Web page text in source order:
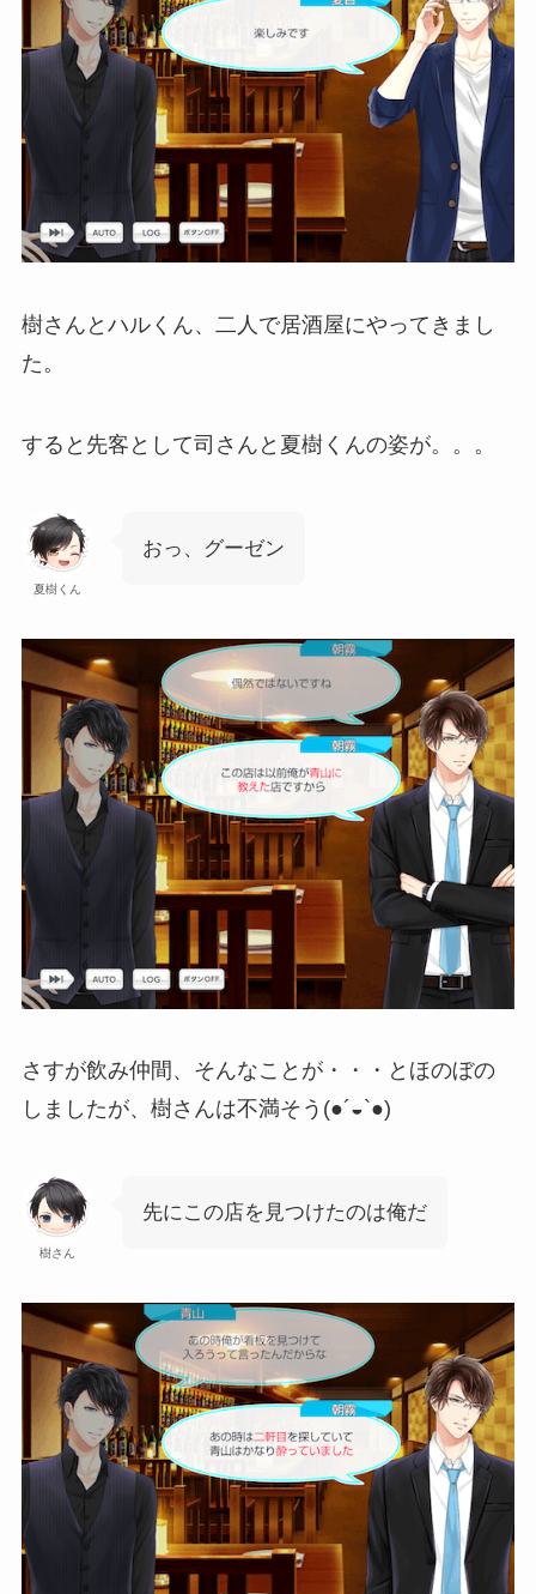
樹さんとハルくん、二人で居酒屋にやってきまし
た。
すると先客として司さんと夏樹くんの姿が。。。
夏樹くん
おっ、グーゼン
さすが飲み仲間、そんなことが・・・とほのぼの
しましたが、樹さんは不満そう(●´◒`●)
樹さん
先にこの店を見つけたのは俺だ